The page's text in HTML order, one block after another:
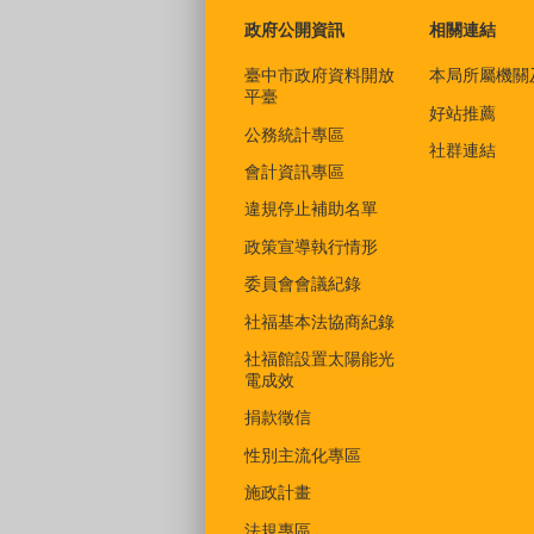
政府公開資訊
臺中市政府資料開放
平臺
公務統計專區
會計資訊專區
違規停止補助名單
政策宣導執行情形
委員會會議紀錄
社福基本法協商紀錄
社福館設置太陽能光
電成效
捐款徵信
性別主流化專區
施政計畫
法規專區
相關連結
本局所屬機關
好站推薦
社群連結